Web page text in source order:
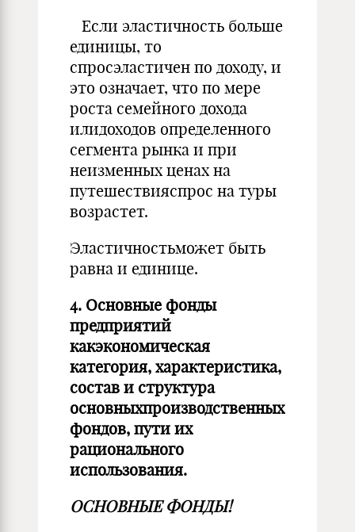
Если эластичность больше
единицы, то
спросэластичен по доходу, и
это означает, что по мере
роста семейного дохода
илидоходов определенного
сегмента рынка и при
неизменных ценах на
путешествияспрос на туры
возрастет.
Эластичностьможет быть
равна и единице.
4. Основные фонды
предприятий
какэкономическая
категория, характеристика,
состав и структура
основныхпроизводственных
фондов, пути их
рационального
использования.
ОСНОВНЫЕ ФОНДЫ!